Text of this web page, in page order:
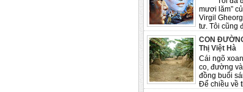
mươi lăm”
Virgil
tư. Tôi cũng
CON
Thị Việt Hà
Cái ngõ
co, đường
đồng buổi
Để chiều về